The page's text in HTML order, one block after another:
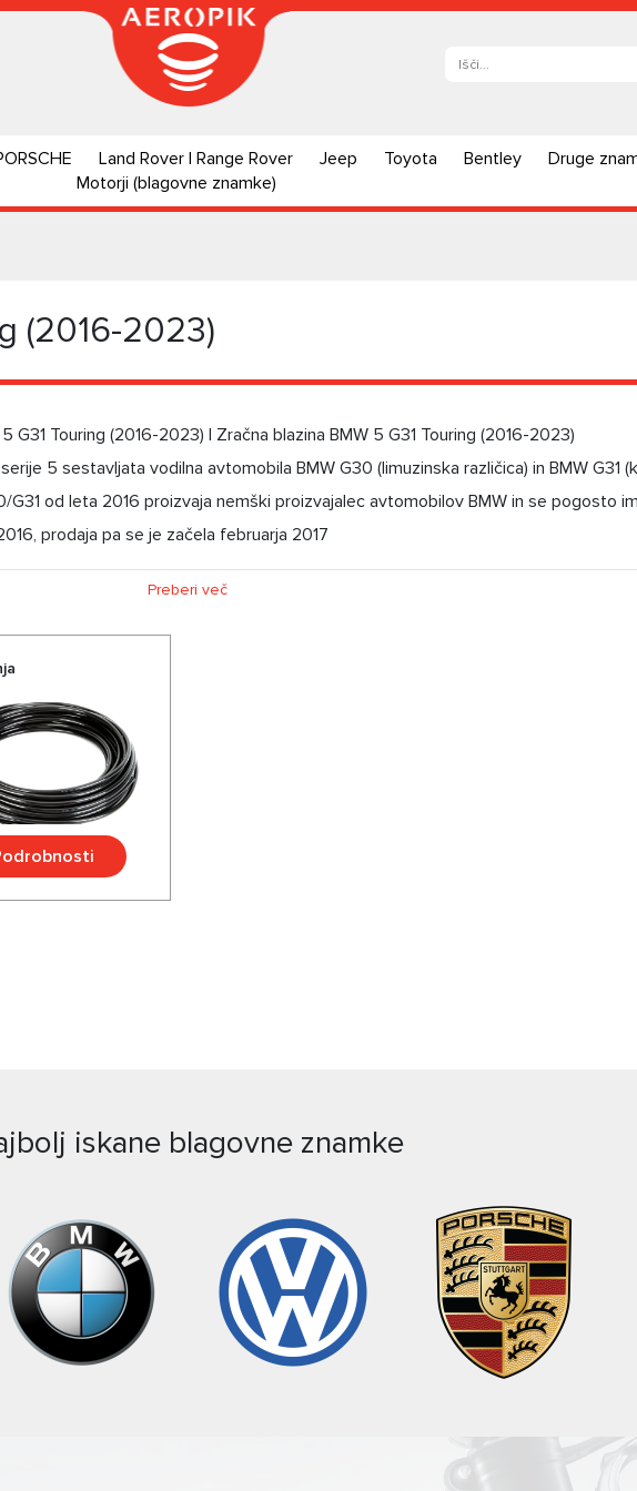
Land Rover | Range Rover Jeep Toyota Bentley Druge
Motorji (blagovne znamke)
(2016-2023)
G31 Touring (2016-2023) | Zračna blazina BMW 5 G31 Touring (2016-2023)
5 sestavljata vodilna avtomobila BMW G30 (limuzinska različica) in BMW G31
G31 od leta 2016 proizvaja nemški proizvajalec avtomobilov BMW in se pogosto
prodaja pa se je začela februarja 2017
Preberi več
iskane blagovne znamke